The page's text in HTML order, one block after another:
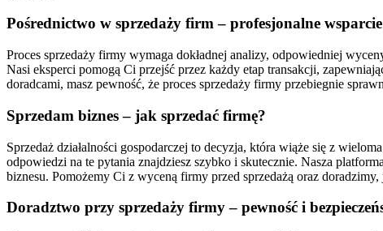
Pośrednictwo w sprzedaży firm – profesjonalne wsparcie
Proces sprzedaży firmy wymaga dokładnej analizy, odpowiedniej
Nasi eksperci pomogą Ci przejść przez każdy etap transakcji,
doradcami, masz pewność, że proces sprzedaży firmy przebiegnie
Sprzedam biznes – jak sprzedać firmę?
Sprzedaż działalności gospodarczej to decyzja, która wiąże się z
odpowiedzi na te pytania znajdziesz szybko i skutecznie. Nasza
biznesu. Pomożemy Ci z wyceną firmy przed sprzedażą oraz
Doradztwo przy sprzedaży firmy – pewność i